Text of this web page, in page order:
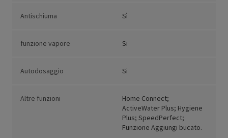
Antischiuma Sì
funzione vapore Si
Autodosaggio Si
Altre funzioni
Home Connect;
ActiveWater Plus; Hygiene
Plus; SpeedPerfect;
Funzione Aggiungi bucato.